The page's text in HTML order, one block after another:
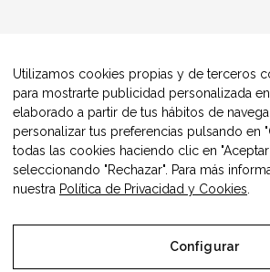
© Copyright Alimentos Made in
Utilizamos cookies propias y de terceros
para mostrarte publicidad personalizada
elaborado a partir de tus hábitos de
personalizar tus preferencias pulsando en
todas las cookies haciendo clic en
seleccionando "Rechazar". Para más
nuestra Política de Privacidad y Cookies
Configurar